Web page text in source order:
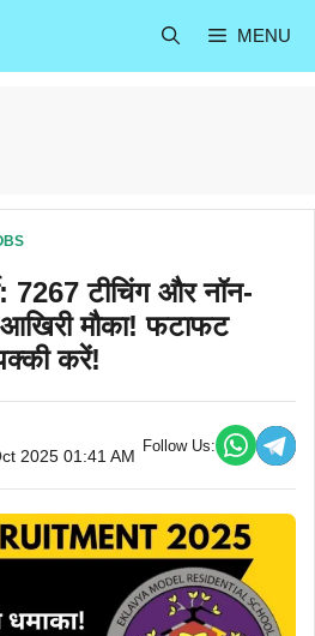
MENU
7267 टीचिंग और नॉन-
मौका! फटाफट
करें!
2025 01:41 AM
Follow Us: